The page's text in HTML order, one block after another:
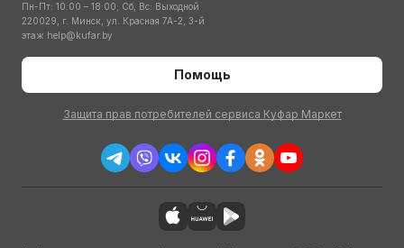
Пн-Пт: 10:00 – 18:00; Сб, Вс: Выходной
220029, г. Минск, ул. Красная 7А-2, 3-й
этаж help@kufar.by
Помощь
Защита прав потребителей сервиса Куфар Маркет